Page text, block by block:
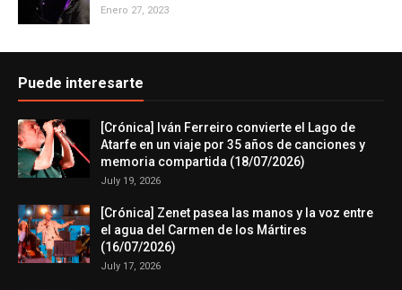
Enero 27, 2023
Puede interesarte
[Crónica] Iván Ferreiro convierte el Lago de
Atarfe en un viaje por 35 años de canciones y
memoria compartida (18/07/2026)
July 19, 2026
[Crónica] Zenet pasea las manos y la voz entre
el agua del Carmen de los Mártires
(16/07/2026)
July 17, 2026